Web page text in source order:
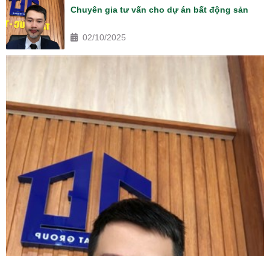
Chuyên gia tư vấn cho dự án bất động sản
02/10/2025